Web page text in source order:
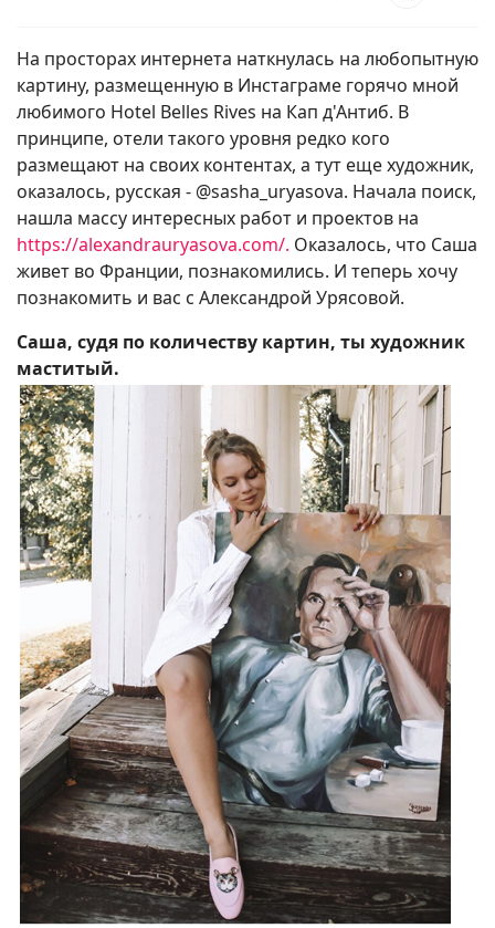
На просторах интернета наткнулась на любопытную
картину, размещенную в Инстаграме горячо мной
любимого Hotel Belles Rives на Кап д'Антиб. В
принципе, отели такого уровня редко кого
размещают на своих контентах, а тут еще художник,
оказалось, русская - @sasha_uryasova. Начала поиск,
нашла массу интересных работ и проектов на
https://alexandrauryasova.com/. Оказалось, что Саша
живет во Франции, познакомились. И теперь хочу
познакомить и вас с Александрой Урясовой.
Саша, судя по количеству картин, ты художник
маститый.